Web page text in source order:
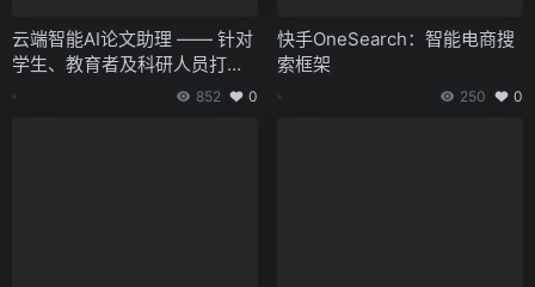
云端智能AI论文助理 —— 针对
学生、教育者及科研人员打造
852 0
快手OneSearch：智能电商搜
索框架
250 0